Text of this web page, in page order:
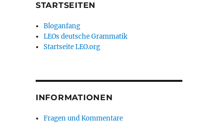
STARTSEITEN
Bloganfang
LEOs deutsche Grammatik
Startseite LEO.org
INFORMATIONEN
Fragen und Kommentare